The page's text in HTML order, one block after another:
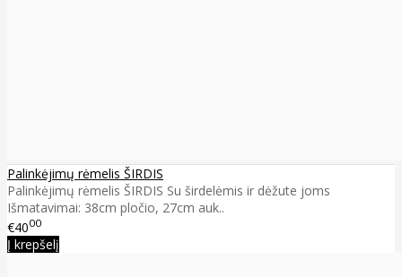
Palinkėjimų rėmelis ŠIRDIS
Palinkėjimų rėmelis ŠIRDIS Su širdelėmis ir dėžute joms
Išmatavimai: 38cm pločio, 27cm auk..
€4000
Į krepšelį